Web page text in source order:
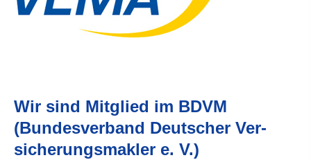
Wir sind Mitglied im BDVM
(Bundesverband Deutscher Ver­
sicherungs­makler e. V.)